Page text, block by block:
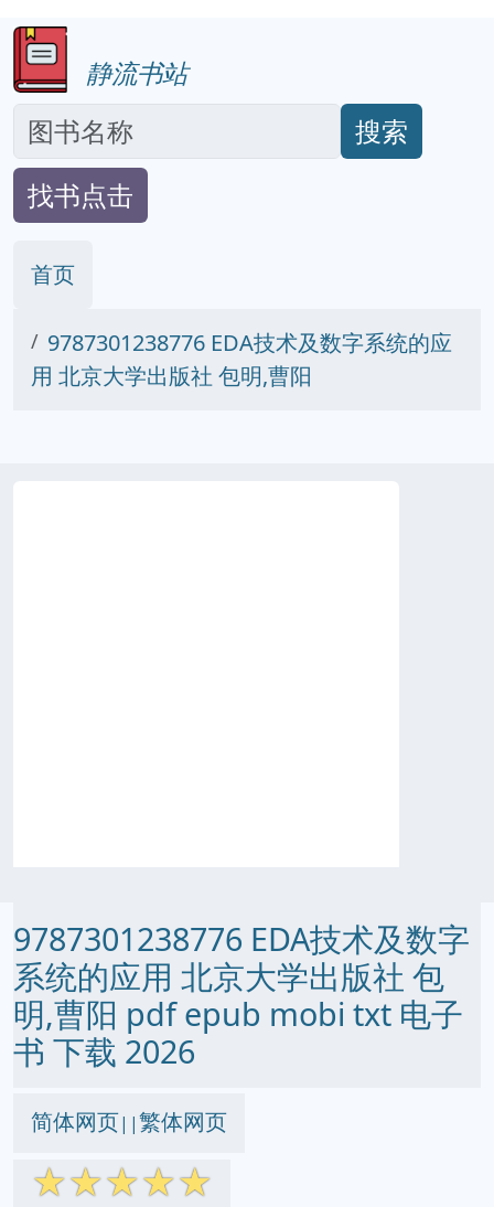
静流书站
搜索
找书点击
首页
9787301238776 EDA技术及数字系统的应
用 北京大学出版社 包明,曹阳
9787301238776 EDA技术及数字
系统的应用 北京大学出版社 包
明,曹阳 pdf epub mobi txt 电子
书 下载 2026
简体网页||繁体网页
☆☆☆☆☆